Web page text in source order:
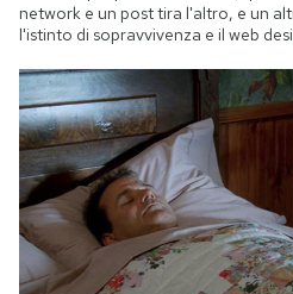
network e un post tira l'altro, e un
l'istinto di sopravvivenza e il web